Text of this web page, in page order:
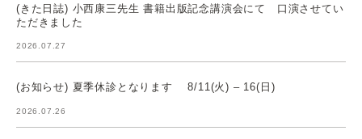
(きた日誌) 小西康三先生 書籍出版記念講演会にて 口演させてい
ただきました
2026.07.27
(お知らせ) 夏季休診となります 8/11(火) – 16(日)
2026.07.26